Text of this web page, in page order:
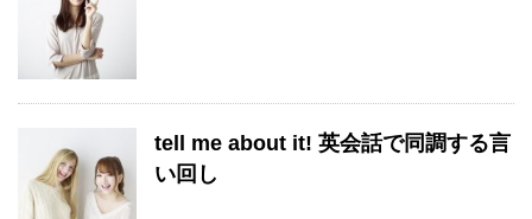
tell me about it! 英会話で同調する言
い回し